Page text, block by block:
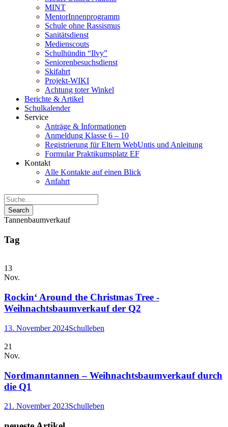
MINT
MentorInnenprogramm
Schule ohne Rassismus
Sanitätsdienst
Medienscouts
Schulhündin “Ilvy”
Seniorenbesuchsdienst
Skifahrt
Projekt-WIKI
Achtung toter Winkel
Berichte & Artikel
Schulkalender
Service
Anträge & Informationen
Anmeldung Klasse 6 – 10
Registrierung für Eltern WebUntis und Anleitung
Formular Praktikumsplatz EF
Kontakt
Alle Kontakte auf einen Blick
Anfahrt
Tannenbaumverkauf
Tag
13
Nov.
Rockin‘ Around the Christmas Tree -
Weihnachtsbaumverkauf der Q2
13. November 2024Schulleben
21
Nov.
Nordmanntannen – Weihnachtsbaumverkauf durch
die Q1
21. November 2023Schulleben